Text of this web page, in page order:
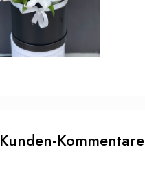
Kunden-Kommentare